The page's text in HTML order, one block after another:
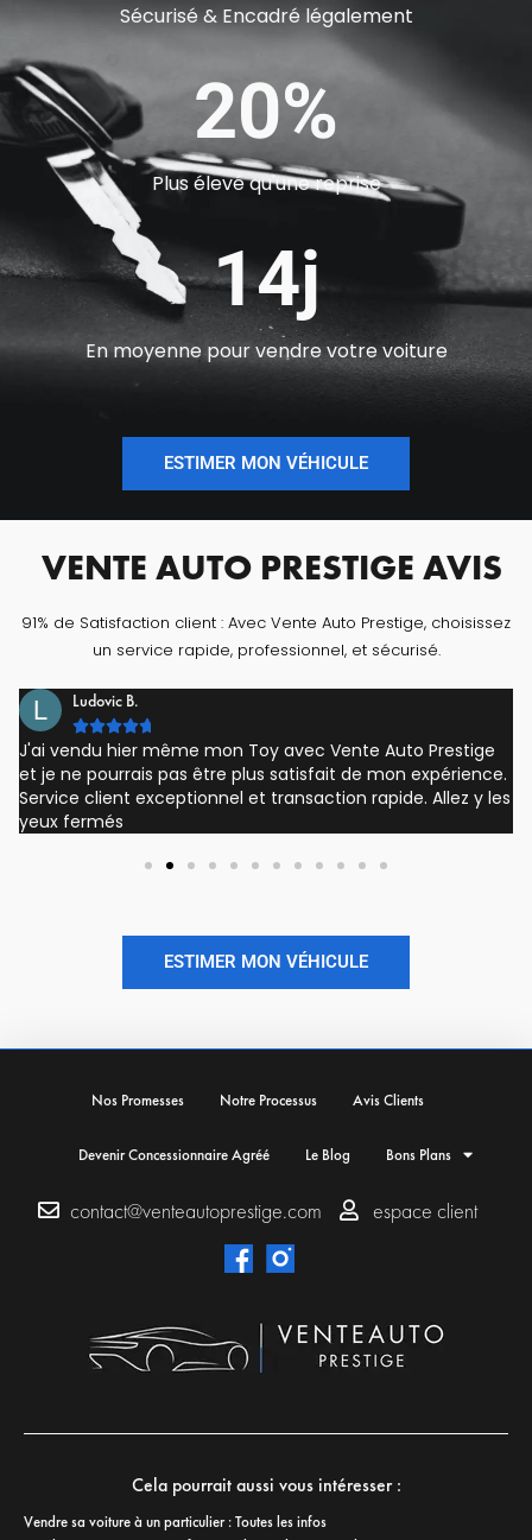
Sécurisé & Encadré légalement
20%
Plus élevé qu'une reprise
14j
En moyenne pour vendre votre voiture
ESTIMER MON VÉHICULE
VENTE AUTO PRESTIGE AVIS
91% de Satisfaction client : Avec Vente Auto Prestige, choisissez
un service rapide, professionnel, et sécurisé.
Ludovic B.

J'ai vendu hier même mon Toy avec Vente Auto Prestige
et je ne pourrais pas être plus satisfait de mon expérience.
Service client exceptionnel et transaction rapide. Allez y les
yeux fermés
ESTIMER MON VÉHICULE
Nos Promesses Notre Processus Avis Clients
Devenir Concessionnaire Agréé Le Blog Bons Plans
contact@venteautoprestige.com espace client
Cela pourrait aussi vous intéresser :
Vendre sa voiture à un particulier : Toutes les infos